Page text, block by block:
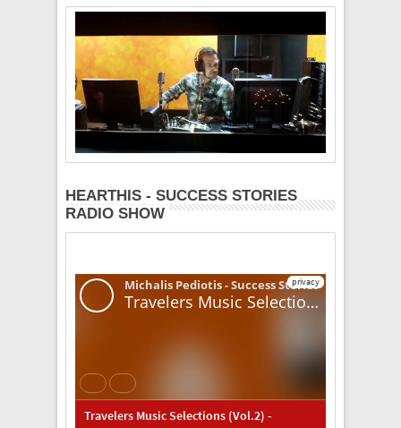
HEARTHIS - SUCCESS STORIES
RADIO SHOW